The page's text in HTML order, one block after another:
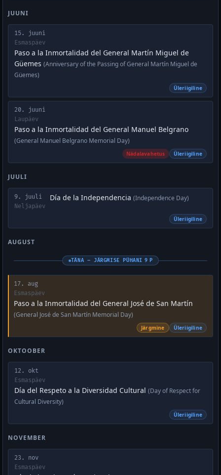
JUUNI
15. juuni
Esmaspäev
Paso a la Inmortalidad del General Martín Miguel de
Güemes (Anniversary of the Passing of General Martín Miguel de
Güemes)
Üleriigiline
20. juuni
Laupäev
Paso a la Inmortalidad del General Manuel Belgrano
(General Manuel Belgrano Memorial Day)
Nädalavahetus Üleriigiline
JUULI
9. juuli
Neljapäev
Día de la Independencia (Independence Day)
Üleriigiline
AUGUST
TÄNA – JÄRGMISE PÜHANI 9 P
17. aug
Esmaspäev
Paso a la Inmortalidad del General José de San Martín
(General José de San Martín Memorial Day)
Järgmine Üleriigiline
OKTOOBER
12. okt
Esmaspäev
Día del Respeto a la Diversidad Cultural (Day of Respect for
Cultural Diversity)
Üleriigiline
NOVEMBER
23. nov
Esmaspäev